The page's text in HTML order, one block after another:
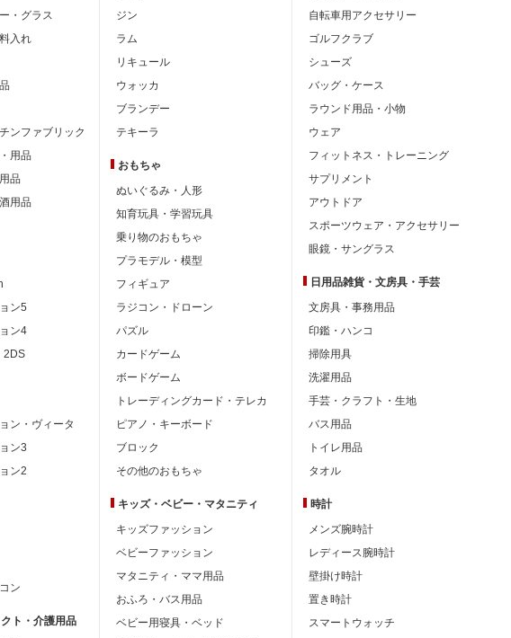
・グラス
入れ
ンファブリック
用品
品
用品
ン5
ン4
2DS
ン・ヴィータ
ン3
ン2
ン
ト・介護用品
ジン
ラム
リキュール
ウォッカ
ブランデー
テキーラ
おもちゃ
ぬいぐるみ・人形
知育玩具・学習玩具
乗り物のおもちゃ
プラモデル・模型
フィギュア
ラジコン・ドローン
パズル
カードゲーム
ボードゲーム
トレーディングカード・テレカ
ピアノ・キーボード
ブロック
その他のおもちゃ
キッズ・ベビー・ マタニティ
キッズファッション
ベビーファッション
マタニティ・ママ用品
おふろ・バス用品
ベビー用寝具・ベッド
自転車用アクセサリー
ゴルフクラブ
シューズ
バッグ・ケース
ラウンド用品・小物
ウェア
フィットネス・トレーニング
サプリメント
アウトドア
スポーツウェア・アクセサリー
眼鏡・サングラス
日用品雑貨・文房具・手芸
文房具・事務用品
印鑑・ハンコ
掃除用具
洗濯用品
手芸・クラフト・生地
バス用品
トイレ用品
タオル
時計
メンズ腕時計
レディース腕時計
壁掛け時計
置き時計
スマートウォッチ